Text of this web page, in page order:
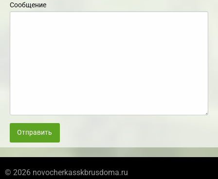
Сообщение
Отправить
© 2026 novocherkasskbrusdoma.ru